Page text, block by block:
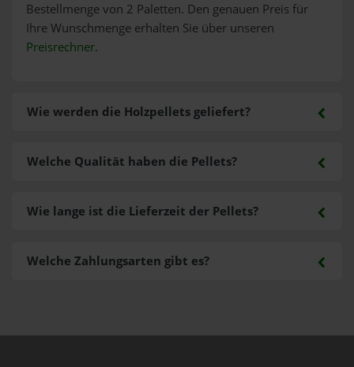
Bestellmenge von 2 Paletten. Den genauen Preis für
Ihre Wunschmenge erhalten Sie über unseren
Preisrechner.
Wie werden die Holzpellets geliefert?
Welche Zahlungsarten gibt es?
Welche Qualität haben die Pellets?
Wie lange ist die Lieferzeit der Pellets?